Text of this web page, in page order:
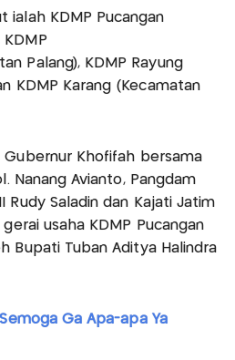
ialah KDMP Pucangan
Palang), KDMP Rayung
KDMP Karang (Kecamatan
Gubernur Khofifah bersama
Nanang Avianto, Pangdam
Rudy Saladin dan Kajati Jatim
usaha KDMP Pucangan
Bupati Tuban Aditya Halindra
Ga Apa-apa Ya